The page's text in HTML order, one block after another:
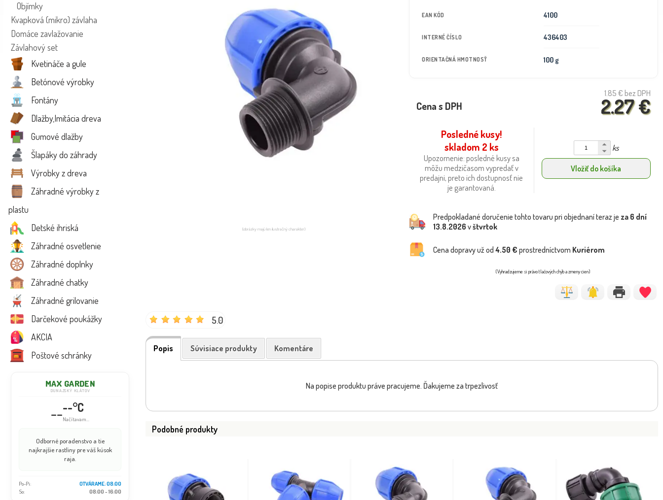
Objímky
Kvapková (mikro) závlaha
Domáce zavlažovanie
Závlahový set
Kvetináče a gule
Betónové výrobky
Fontány
Dlažby,Imitácia dreva
Gumové dlažby
Šlapáky do záhrady
Výrobky z dreva
Záhradné výrobky z
plastu
Detské ihriská
Záhradné osvetlenie
Záhradné doplnky
Záhradné chatky
Záhradné grilovanie
Darčekové poukážky
AKCIA
Poštové schránky
MAX GARDEN
DUNAJSKÝ KLÁTOV
----°C
Načítavam...
Odborné poradenstvo a tie
najkrajšie rastliny pre váš kúsok
raja.
Po-Pi:
OTVÁRAME: 08:00
So:
08:00 - 16:00
(obrázky majú len ilustračný charakter)
EAN KÓD 4100
INTERNÉ ČÍSLO 436403
ORIENTAČNÁ HMOTNOSŤ 100 g
1.85 € bez DPH
2.27 €
Cena s DPH
Posledné kusy!
skladom 2 ks
Upozornenie: posledné kusy sa
môžu medzičasom vypredať v
predajni, preto ich dostupnosť nie
je garantovaná.
ks
Vložiť do košíka
Predpokladané doručenie tohto tovaru pri objednaní teraz je za 6 dní
13.8.2026 vštvrtok
Cena dopravy už od4.50 € prostredníctvom Kuriérom
(Vyhradzujeme si právo tlačových chýb a zmeny cien)
5.0
Popis Súvisiace produkty Komentáre
Na popise produktu práve pracujeme. Ďakujeme za trpezlivosť
Podobné produkty